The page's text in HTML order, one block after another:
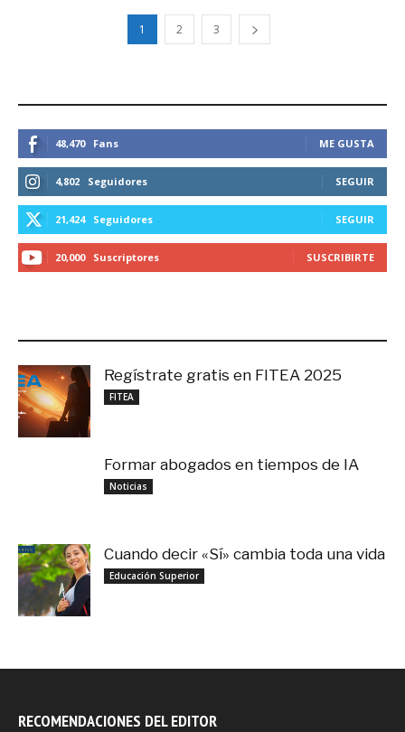
1 2 3
48,470 Fans ME GUSTA
4,802 Seguidores SEGUIR
21,424 Seguidores SEGUIR
20,000 Suscriptores SUSCRIBIRTE
Regístrate gratis en FITEA 2025
FITEA
Formar abogados en tiempos de IA
Noticias
Cuando decir «Sí» cambia toda una vida
Educación Superior
RECOMENDACIONES DEL EDITOR